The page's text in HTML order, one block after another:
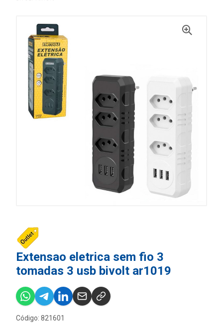
Extensao eletrica sem fio 3
tomadas 3 usb bivolt ar1019
Código: 821601